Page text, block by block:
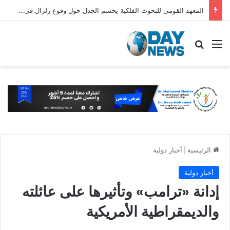
المعهد القومي للبحوث الفلكية يحسم الجدل حول وقوع زلزال في مصر اليوم
القائمة بحث عن
الرئيسية أخبار دولية
أخبار دولية
إدانة «ترامب» وتأثيرها على عائلته
والديمقراطية الأمريكية